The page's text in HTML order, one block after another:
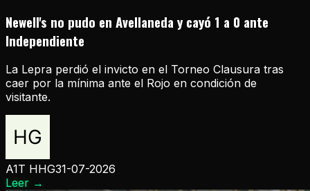
Newell's no pudo en Avellaneda y cayó 1 a 0 ante
Independiente
La Lepra perdió el invicto en el Torneo Clausura tras
caer por la mínima ante el Rojo en condición de
visitante.
A1T HHG31-07-2026
Leer →